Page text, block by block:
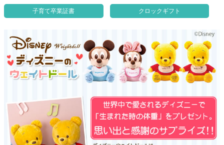
DIY用品
引出物ギフト
カタログギフト
ブライダルバッグ
演出用品
内祝い 出産祝い
季節イベント特集
子育て卒業証書 クロックギフト